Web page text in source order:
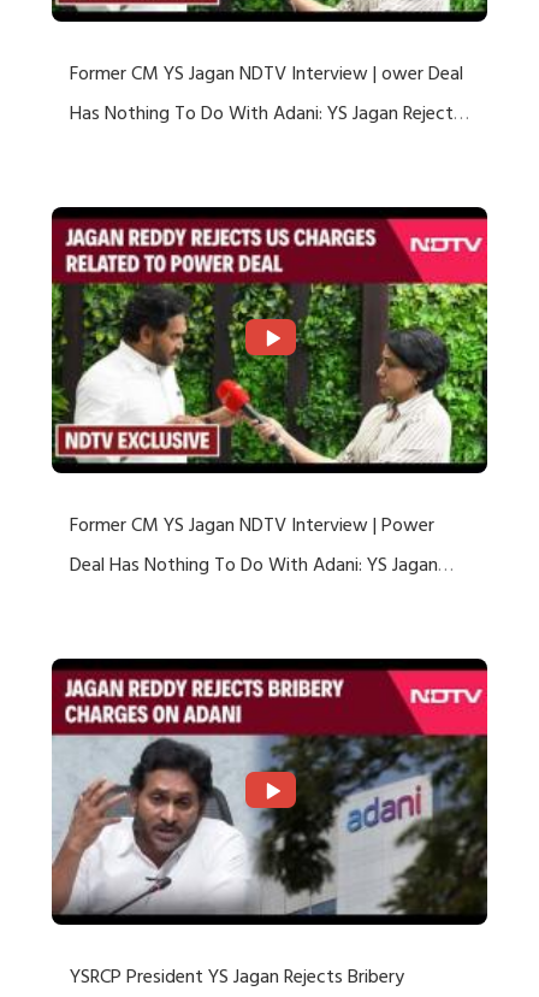
Former CM YS Jagan NDTV Interview | ower Deal
Has Nothing To Do With Adani: YS Jagan Rejects
Former CM YS Jagan NDTV Interview | Power
Deal Has Nothing To Do With Adani: YS Jagan
YSRCP President YS Jagan Rejects Bribery